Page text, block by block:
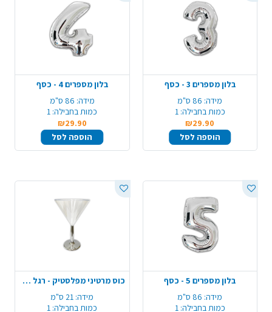
בלון מספרים 3 - כסף
מידה: 86 ס"מ
כמות בחבילה: 1
₪29.90
הוספה לסל
בלון מספרים 4 - כסף
מידה: 86 ס"מ
כמות בחבילה: 1
₪29.90
הוספה לסל
בלון מספרים 5 - כסף
מידה: 86 ס"מ
כמות בחבילה: 1
כוס מרטיני מפלסטיק - רגל כסף
מידה: 21 ס"מ
כמות בחבילה: 1